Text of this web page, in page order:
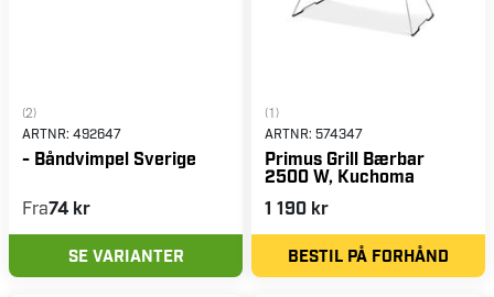
(2)
ARTNR: 492647
- Båndvimpel Sverige
Fra74 kr
SE VARIANTER
(1)
ARTNR: 574347
Primus Grill Bærbar
2500 W, Kuchoma
1 190 kr
BESTIL PÅ FORHÅND